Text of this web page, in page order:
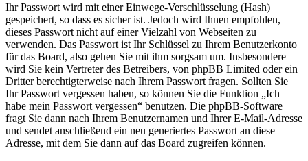
Ihr Passwort wird mit einer Einwege-Verschlüsselung (Hash)
gespeichert, so dass es sicher ist. Jedoch wird Ihnen empfohlen,
dieses Passwort nicht auf einer Vielzahl von Webseiten zu
verwenden. Das Passwort ist Ihr Schlüssel zu Ihrem Benutzerkonto
für das Board, also gehen Sie mit ihm sorgsam um. Insbesondere
wird Sie kein Vertreter des Betreibers, von phpBB Limited oder ein
Dritter berechtigterweise nach Ihrem Passwort fragen. Sollten Sie
Ihr Passwort vergessen haben, so können Sie die Funktion „Ich
habe mein Passwort vergessen“ benutzen. Die phpBB-Software
fragt Sie dann nach Ihrem Benutzernamen und Ihrer E-Mail-Adresse
und sendet anschließend ein neu generiertes Passwort an diese
Adresse, mit dem Sie dann auf das Board zugreifen können.